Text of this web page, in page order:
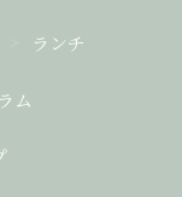
ランチ
ム